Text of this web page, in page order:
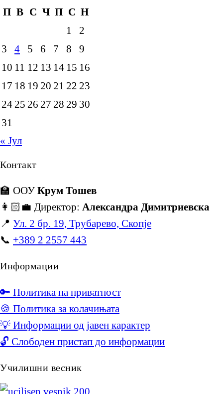
П В С Ч П С Н
1
2
3
4 5 6 7 8
9
10 11 12 13 14 15 16
17 18 19 20 21 22 23
24 25 26 27 28 29 30
31
« Јул
Контакт
🏫 ООУ Крум Тошев
👩🏻‍💼 Директор: Александра Димитриевска
📍 Ул. 2 бр. 19, Трубарево, Скопје
📞 +389 2 2557 443
Информации
🔑 Политика на приватност
🍪 Политика за колачињата
💡 Информации од јавен карактер
🔓 Слободен пристап до информации
Училишни весник